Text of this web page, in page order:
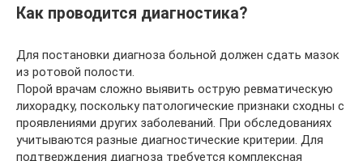
Как проводится диагностика?
Для постановки диагноза больной должен сдать мазок
из ротовой полости.
Порой врачам сложно выявить острую ревматическую
лихорадку, поскольку патологические признаки сходны с
проявлениями других заболеваний. При обследованиях
учитываются разные диагностические критерии. Для
подтверждения диагноза требуется комплексная